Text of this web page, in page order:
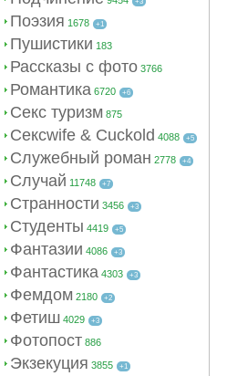
Поэзия 1678 +1
Пушистики 183
Рассказы с фото 3766
Романтика 6720 +6
Секс туризм 875
Сексwife & Cuckold 4088 +5
Служебный роман 2778 +4
Случай 11748 +7
Странности 3456 +3
Студенты 4419 +5
Фантазии 4086 +3
Фантастика 4303 +3
Фемдом 2180 +2
Фетиш 4029 +3
Фотопост 886
Экзекуция 3855 +1